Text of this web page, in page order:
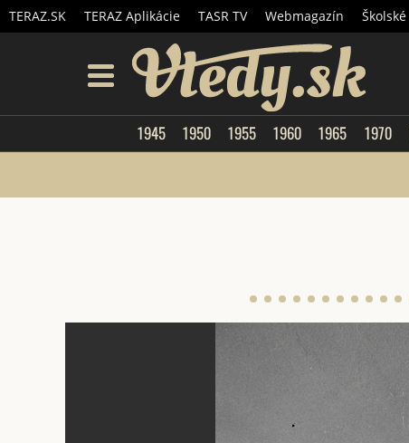
TERAZ.SK TERAZ Aplikácie TASR TV Webmagazín Školské
1945 1950 1955 1960 1965 1970